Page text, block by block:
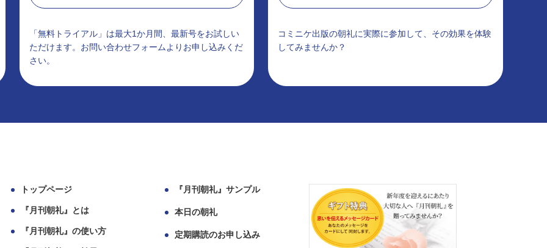
「無料トライアル」は最大1か月間、最新号をお試しい
ただけます。お問い合わせフォームよりお申し込みくだ
さい。
コミニケ出版の朝礼に実際に参加して、その効果を体験
してみませんか？
トップページ
『月刊朝礼』とは
『月刊朝礼』の使い方
『月刊朝礼』サンプル
本日の朝礼
定期購読のお申し込み